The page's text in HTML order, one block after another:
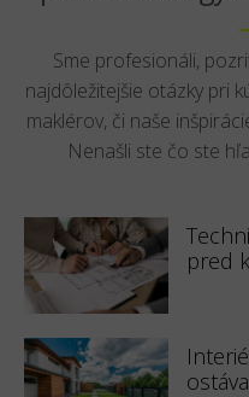
Sme profesionáli,
najdôležitejšie otázky pri
maklérov, či naše
Nenašli ste čo ste
pred